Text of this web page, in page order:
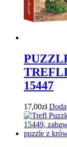
15447
17,00zł